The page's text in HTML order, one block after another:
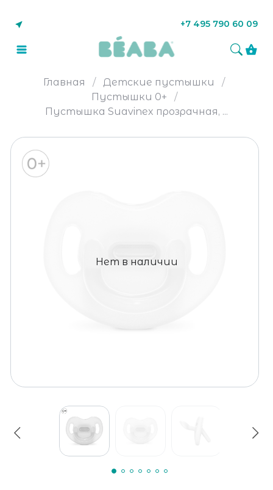
+7 495 790 60 09
Главная
Детские пустышки
Пустышки 0+
Пустышка Suavinex прозрачная, ...
Нет в наличии